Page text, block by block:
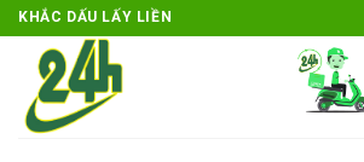
Skip
to
content
KHẮC DẤU LẤY LIỀN